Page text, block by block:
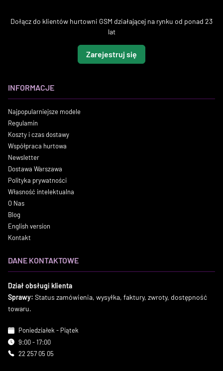
Dołącz do klientów hurtowni GSM działającej na rynku od ponad 23
lat
Zarejestruj się
INFORMACJE
Najpopularniejsze modele
Regulamin
Koszty i czas dostawy
Współpraca hurtowa
Newsletter
Dostawa Warszawa
Polityka prywatności
Własność intelektualna
O Nas
Blog
English version
Kontakt
DANE KONTAKTOWE
Dział obsługi klienta
Sprawy: Status zamówienia, wysyłka, faktury, zwroty, dostępność
towaru.
Poniedziałek - Piątek
9:00 - 17:00
22 257 05 05